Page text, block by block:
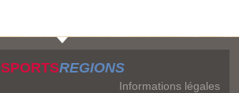
SPORTSREGIONS
Informations légales